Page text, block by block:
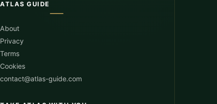
ATLAS GUIDE
About
Privacy
Terms
Cookies
contact@atlas-guide.com